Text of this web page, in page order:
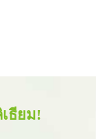
ธียม!